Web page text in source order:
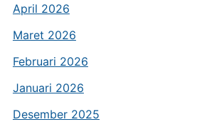
April 2026
Maret 2026
Februari 2026
Januari 2026
Desember 2025